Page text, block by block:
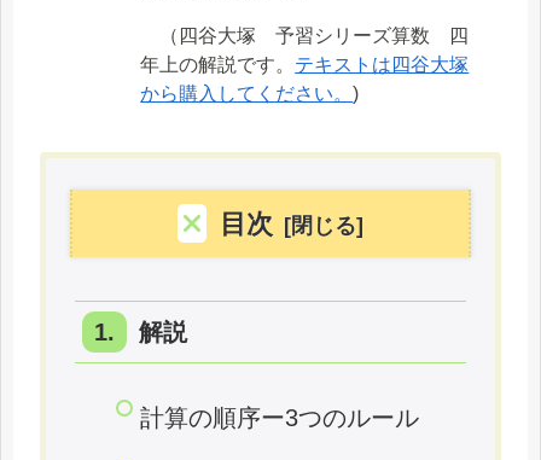
（四谷大塚 予習シリーズ算数 四
年上の解説です。 テキストは四谷大塚
から購入してください。)
目次
解説
計算の順序ー3つのルール